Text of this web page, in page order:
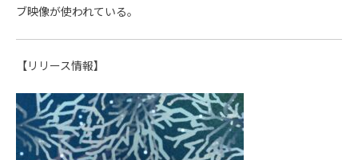
ブ映像が使われている。
【リリース情報】